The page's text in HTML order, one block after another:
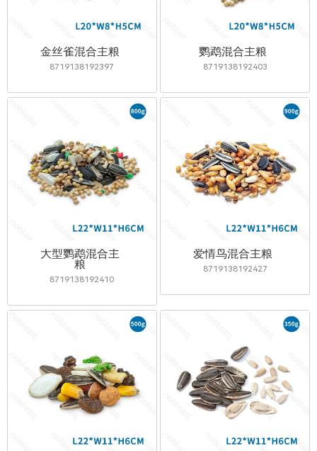
金丝雀混合主粮
8719138192397
鹦鹉混合主粮
8719138192403
大型鹦鹉混合主
粮
8719138192410
爱情鸟混合主粮
8719138192427